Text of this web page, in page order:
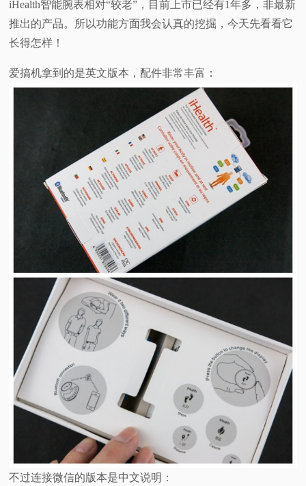
体
验
专
iHealth智能腕表相对“较老”，目前上市已经有1年多，非最新
推出的产品。所以功能方面我会认真的挖掘，今天先看看它
长得怎样！
爱搞机拿到的是英文版本，配件非常丰富：
不过连接微信的版本是中文说明：